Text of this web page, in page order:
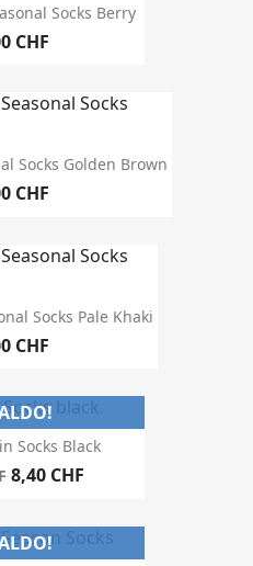
Socks Berry
CHF
Socks Golden Brown
CHF
Socks Pale Khaki
CHF
Socks Black
8,40 CHF